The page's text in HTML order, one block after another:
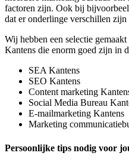
factoren zijn. Ook bij
dat er onderlinge verschillen zijn
Wij hebben een selectie
Kantens die enorm goed zijn in
SEA Kantens
SEO Kantens
Content marketing
Social Media Bureau
E-mailmarketing Kantens
Marketing
Persoonlijke tips nodig voor